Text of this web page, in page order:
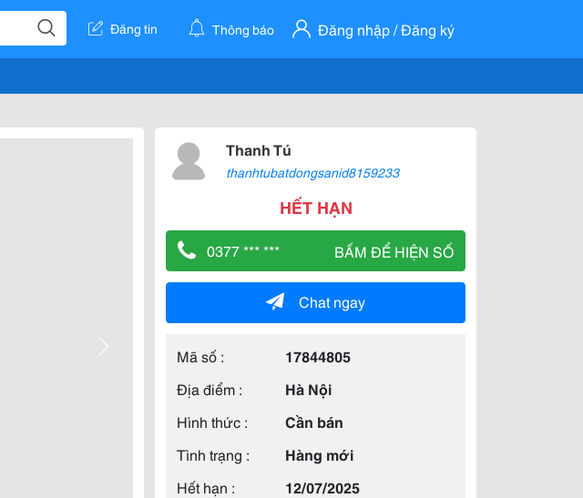
Đăng tin Thông báo Đăng nhập / Đăng ký
Thanh Tú
thanhtubatdongsanid8159233
HẾT HẠN
0377 *** *** BẤM ĐỂ HIỆN SỐ
Chat ngay
Mã số :
17844805
Địa điểm :
Hà Nội
Hình thức :
Cần bán
Tình trạng :
Hàng mới
Hết hạn :
12/07/2025